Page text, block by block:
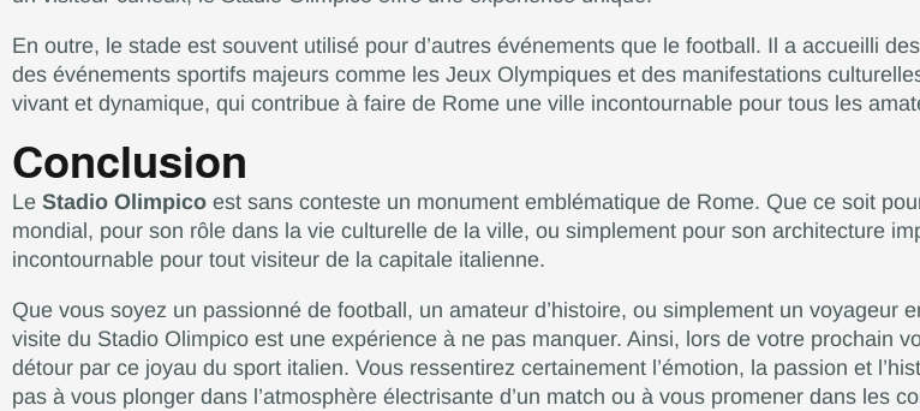
En outre, le stade est souvent utilisé pour d’autres événements que le football. Il a accueilli
des événements sportifs majeurs comme les Jeux Olympiques et des manifestations
vivant et dynamique, qui contribue à faire de Rome une ville incontournable pour tous les
Conclusion
Le Stadio Olimpico est sans conteste un monument emblématique de Rome. Que ce soit
mondial, pour son rôle dans la vie culturelle de la ville, ou simplement pour son architecture
incontournable pour tout visiteur de la capitale italienne.
Que vous soyez un passionné de football, un amateur d’histoire, ou simplement un voyageur
visite du Stadio Olimpico est une expérience à ne pas manquer. Ainsi, lors de votre prochain
détour par ce joyau du sport italien. Vous ressentirez certainement l’émotion, la passion et
pas à vous plonger dans l’atmosphère électrisante d’un match ou à vous promener dans les